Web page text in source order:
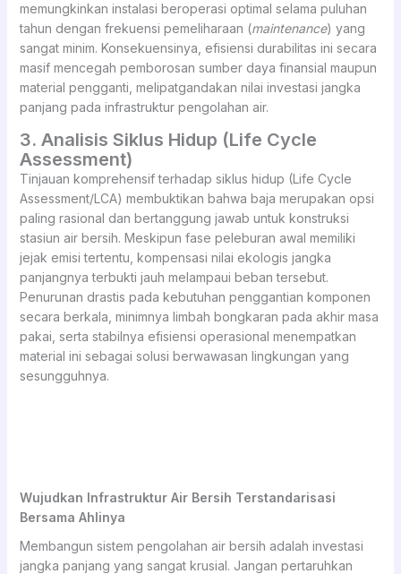
memungkinkan instalasi beroperasi optimal selama puluhan
tahun dengan frekuensi pemeliharaan (maintenance) yang
sangat minim. Konsekuensinya, efisiensi durabilitas ini secara
masif mencegah pemborosan sumber daya finansial maupun
material pengganti, melipatgandakan nilai investasi jangka
panjang pada infrastruktur pengolahan air.
3. Analisis Siklus Hidup (Life Cycle
Assessment)
Tinjauan komprehensif terhadap siklus hidup (Life Cycle
Assessment/LCA) membuktikan bahwa baja merupakan opsi
paling rasional dan bertanggung jawab untuk konstruksi
stasiun air bersih. Meskipun fase peleburan awal memiliki
jejak emisi tertentu, kompensasi nilai ekologis jangka
panjangnya terbukti jauh melampaui beban tersebut.
Penurunan drastis pada kebutuhan penggantian komponen
secara berkala, minimnya limbah bongkaran pada akhir masa
pakai, serta stabilnya efisiensi operasional menempatkan
material ini sebagai solusi berwawasan lingkungan yang
sesungguhnya.
Wujudkan Infrastruktur Air Bersih Terstandarisasi
Bersama Ahlinya
Membangun sistem pengolahan air bersih adalah investasi
jangka panjang yang sangat krusial. Jangan pertaruhkan